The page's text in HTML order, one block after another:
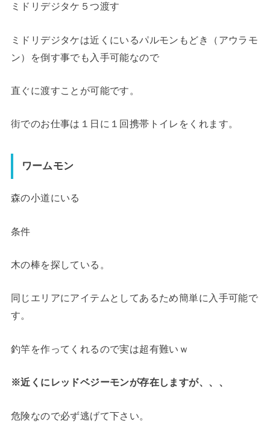
ミドリデジタケ５つ渡す
ミドリデジタケは近くにいるパルモンもどき（アウラモ
ン）を倒す事でも入手可能なので
直ぐに渡すことが可能です。
街でのお仕事は１日に１回携帯トイレをくれます。
ワームモン
森の小道にいる
条件
木の棒を探している。
同じエリアにアイテムとしてあるため簡単に入手可能で
す。
釣竿を作ってくれるので実は超有難いｗ
※近くにレッドベジーモンが存在しますが、、、
危険なので必ず逃げて下さい。